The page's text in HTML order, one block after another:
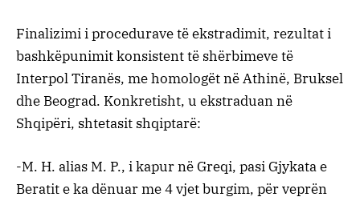
Finalizimi i procedurave të ekstradimit, rezultat i
bashkëpunimit konsistent të shërbimeve të
Interpol Tiranës, me homologët në Athinë, Bruksel
dhe Beograd. Konkretisht, u ekstraduan në
Shqipëri, shtetasit shqiptarë:
-M. H. alias M. P., i kapur në Greqi, pasi Gjykata e
Beratit e ka dënuar me 4 vjet burgim, për veprën